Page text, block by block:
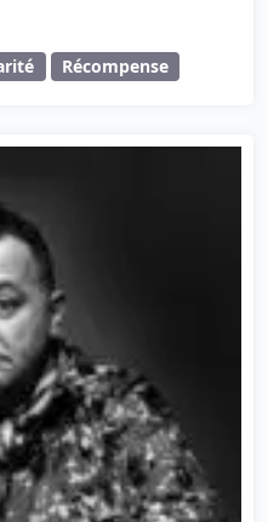
Récompense